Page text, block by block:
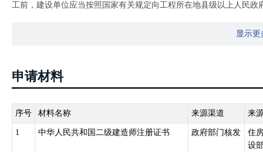
工前，建设单位应当按照国家有关规定向工程所在地县级以上人民
2.《建筑工程施工许可证管理办法》（2014年6月25日住房和城乡建
办法的规定，向工程所在地的县级以上人民政府建设行政主管部门
和程序批准开工报告的建筑工程，不再领取施工许可证。
3.《河南省住房和城乡建设厅关于调整房屋建筑和市政基础设施工
程投资额在100万元以下（不含100万元）或者建筑面积在500平方
显示更
申请材料
序号 材料名称 来源渠道 来
1 中华人民共和国二级建造师注册证书 政府部门核发
住
设